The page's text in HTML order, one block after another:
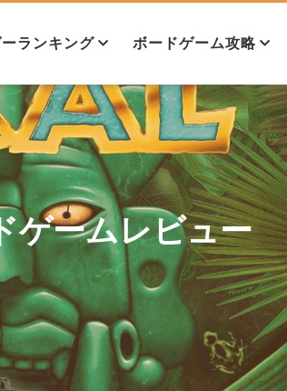
ランキング
グについて
系ランキング
ランキング
ランキング
ランキング
ンキング
系ランキング
ボードゲーム攻略
モノポリー攻略法①
モノポリー攻略法②
ゲームレビュー